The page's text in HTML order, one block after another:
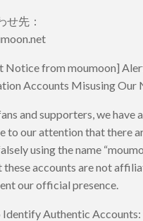
せ先：
Notice from moumoon]
Accounts Misusing Our
and supporters, we have
to our attention that there
using the name
these accounts are not
our official presence.
Authentic Accounts: